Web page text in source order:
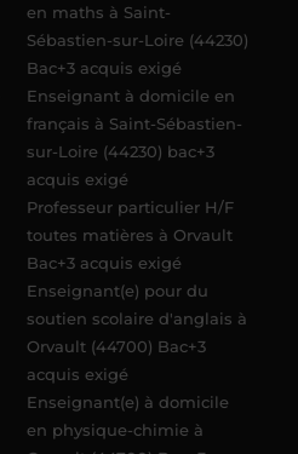
en maths à Saint-
Sébastien-sur-Loire (44230)
Bac+3 acquis exigé
Enseignant à domicile en
français à Saint-Sébastien-
sur-Loire (44230) bac+3
acquis exigé
Professeur particulier H/F
toutes matières à Orvault
Bac+3 acquis exigé
Enseignant(e) pour du
soutien scolaire d'anglais à
Orvault (44700) Bac+3
acquis exigé
Enseignant(e) à domicile
en physique-chimie à